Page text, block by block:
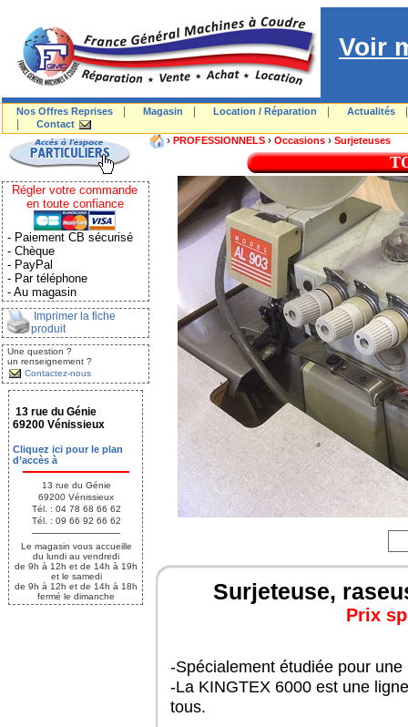
Voir
Nos Offres Reprises Magasin Location / Réparation Actualités
Contact
Régler votre commande
en toute confiance
- Paiement CB sécurisé
- Chèque
- PayPal
- Par téléphone
- Au magasin
Imprimer la fiche
produit
Une question ?
un renseignement ?
Contactez-nous
13 rue du Génie
69200 Vénissieux
Cliquez ici pour le plan
d’accès à
13 rue du Génie
69200 Vénissieux
Tél. : 04 78 68 66 62
Tél. : 09 66 92 66 62
Le magasin vous accueille
du lundi au vendredi
de 9h à 12h et de 14h à 19h
et le samedi
de 9h à 12h et de 14h à 18h
fermé le dimanche
› PROFESSIONNELS › Occasions › Surjeteuses
Surjeteuse,
Prix
-Spécialement étudiée pour
-La KINGTEX 6000 est une
tous.